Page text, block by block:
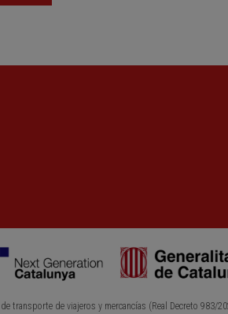
de viajeros y mercancías (Real Decreto 983/